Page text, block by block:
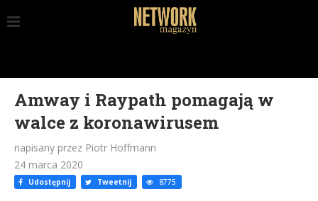
Amway i Raypath pomagają w
walce z koronawirusem
napisany przez Piotr Hoffmann
24 marca 2020
Udostępnij Tweetnij 8775